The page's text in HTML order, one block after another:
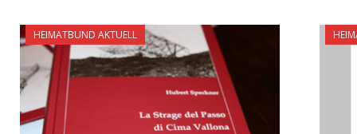
HEIMATBUND AKTUELL